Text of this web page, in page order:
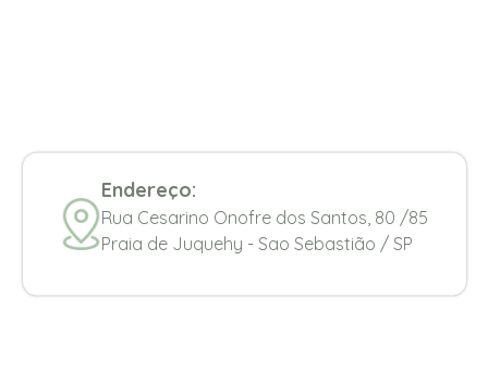
Endereço:
Rua Cesarino Onofre dos Santos, 80 /85
Praia de Juquehy - Sao Sebastião / SP